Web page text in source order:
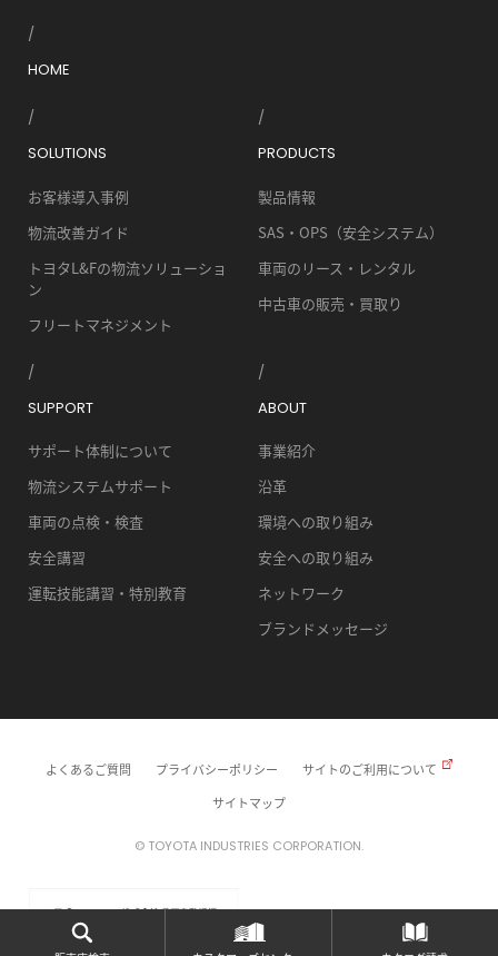
HOME
SOLUTIONS
お客様導入事例
物流改善ガイド
トヨタL&Fの物流ソリューショ
ン
フリートマネジメント
PRODUCTS
製品情報
SAS・OPS（安全システム）
車両のリース・レンタル
中古車の販売・買取り
SUPPORT
サポート体制について
物流システムサポート
車両の点検・検査
安全講習
運転技能講習・特別教育
ABOUT
事業紹介
沿革
環境への取り組み
安全への取り組み
ネットワーク
ブランドメッセージ
よくあるご質問 プライバシーポリシー
サイトのご利用について
サイトマップ
© TOYOTA INDUSTRIES CORPORATION.